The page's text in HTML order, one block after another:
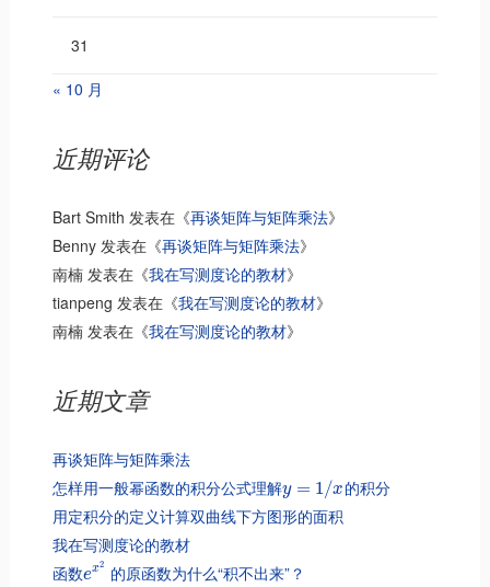
31
« 10 月
近期评论
Bart Smith 发表在《再谈矩阵与矩阵乘法》
Benny发表在《再谈矩阵与矩阵乘法》
南楠发表在《我在写测度论的教材》
tianpeng 发表在《我在写测度论的教材》
南楠发表在《我在写测度论的教材》
近期文章
再谈矩阵与矩阵乘法
怎样用一般幂函数的积分公式理解y = 1/x的积分
用定积分的定义计算双曲线下方图形的面积
我在写测度论的教材
函数ex2 的原函数为什么“积不出来”？